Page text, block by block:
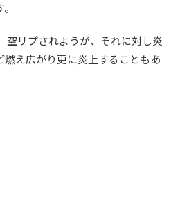
空リプされようが、それに対し炎
燃え広がり更に炎上することもあ